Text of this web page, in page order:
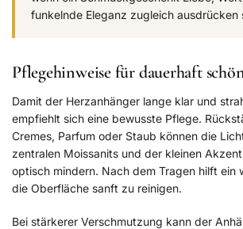
funkelnde Eleganz zugleich ausdrücken
Pflegehinweise für dauerhaft
Damit der Herzanhänger lange klar und
empfiehlt sich eine bewusste Pflege.
Cremes, Parfum oder Staub können die
zentralen Moissanits und der kleinen
optisch mindern. Nach dem Tragen hilft ein
die Oberfläche sanft zu reinigen.
Bei stärkerer Verschmutzung kann der